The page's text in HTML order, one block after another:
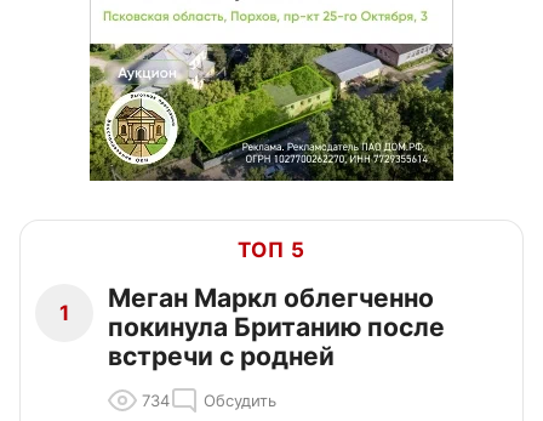
ТОП 5
1
Меган Маркл облегченно
покинула Британию после
встречи с родней
734 Обсудить